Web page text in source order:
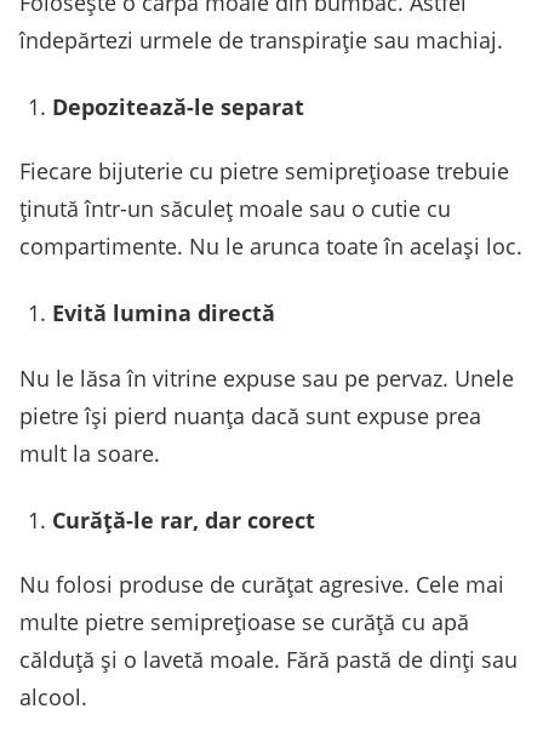
îndepărtezi urmele de transpirație sau machiaj.
Depozitează-le separat
Fiecare bijuterie cu pietre semiprețioase trebuie
ținută într-un săculeț moale sau o cutie cu
compartimente. Nu le arunca toate în același loc.
Evită lumina directă
Nu le lăsa în vitrine expuse sau pe pervaz. Unele
pietre își pierd nuanța dacă sunt expuse prea
mult la soare.
Curăță-le rar, dar corect
Nu folosi produse de curățat agresive. Cele mai
multe pietre semiprețioase se curăță cu apă
călduță și o lavetă moale. Fără pastă de dinți sau
alcool.